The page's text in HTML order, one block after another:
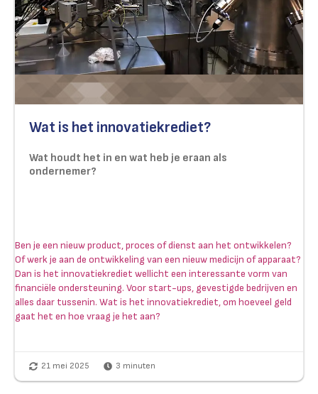
Wat is het innovatiekrediet?
Wat houdt het in en wat heb je eraan als
ondernemer?
Ben je een nieuw product, proces of dienst aan het ontwikkelen?
Of werk je aan de ontwikkeling van een nieuw medicijn of apparaat?
Dan is het innovatiekrediet wellicht een interessante vorm van
financiële ondersteuning. Voor start-ups, gevestigde bedrijven en
alles daar tussenin. Wat is het innovatiekrediet, om hoeveel geld
gaat het en hoe vraag je het aan?
21 mei 2025 3 minuten